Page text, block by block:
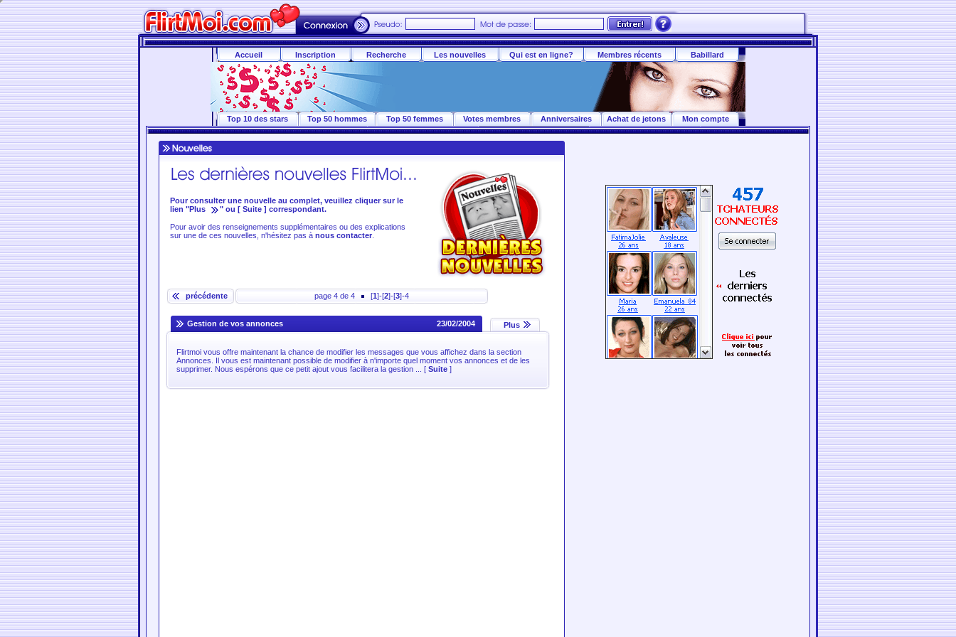
Accueil Inscription Recherche Les nouvelles Qui est en ligne? Membres récents Babillard
Top 10 des stars Top 50 hommes Top 50 femmes Votes membres Anniversaires Achat de jetons Mon compte
Pour consulter une nouvelle au complet, veuillez cliquer sur le
lien "Plus
" ou [ Suite ] correspondant.
Pour avoir des renseignements supplémentaires ou des explications
sur une de ces nouvelles, n'hésitez pas à nous contacter.
précédente page 4 de 4 [1]-[2]-[3]-4
Gestion de vos annonces 23/02/2004 Plus
Flirtmoi vous offre maintenant la chance de modifier les messages que vous affichez dans la section
Annonces. Il vous est maintenant possible de modifier à n'importe quel moment vos annonces et de les
supprimer. Nous espérons que ce petit ajout vous facilitera la gestion ... [ Suite ]